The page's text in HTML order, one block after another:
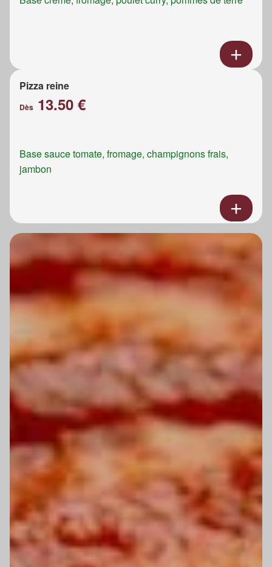
Pizza reine
Dès 13.50 €
Base sauce tomate, fromage, champignons frais,
jambon